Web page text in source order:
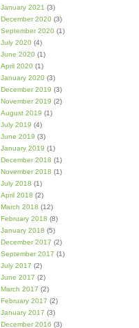
January 2021 (3)
December 2020 (3)
September 2020 (1)
July 2020 (4)
June 2020 (1)
April 2020 (1)
January 2020 (3)
December 2019 (3)
November 2019 (2)
August 2019 (1)
July 2019 (4)
June 2019 (3)
January 2019 (1)
December 2018 (1)
November 2018 (1)
July 2018 (1)
April 2018 (2)
March 2018 (12)
February 2018 (8)
January 2018 (5)
December 2017 (2)
September 2017 (1)
July 2017 (2)
June 2017 (2)
March 2017 (2)
February 2017 (2)
January 2017 (3)
December 2016 (3)